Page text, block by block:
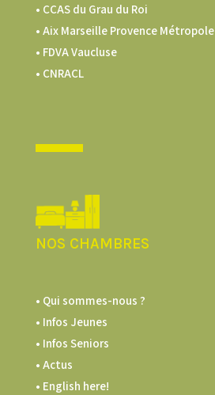
• CCAS du Grau du Roi
• Aix Marseille Provence Métropole
• FDVA Vaucluse
• CNRACL
NOS CHAMBRES
• Qui sommes-nous ?
• Infos Jeunes
• Infos Seniors
• Actus
• English here!